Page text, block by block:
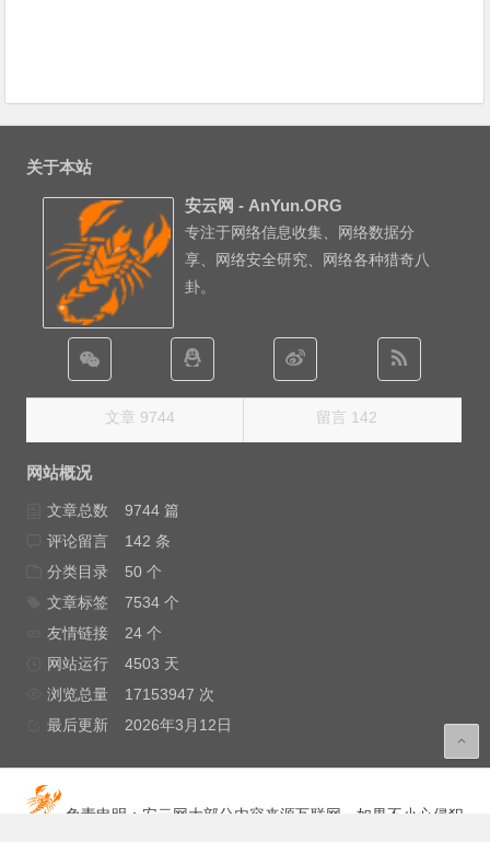
关于本站
安云网 - AnYun.ORG
专注于网络信息收集、网络数据分
享、网络安全研究、网络各种猎奇八
卦。
文章 9744 留言 142
网站概况
文章总数
9744 篇
评论留言
142 条
分类目录
50 个
文章标签
7534 个
友情链接
24 个
网站运行
4503 天
浏览总量
17153947 次
最后更新
2026年3月12日
免责申明：安云网大部分内容来源互联网，如果不小心侵犯